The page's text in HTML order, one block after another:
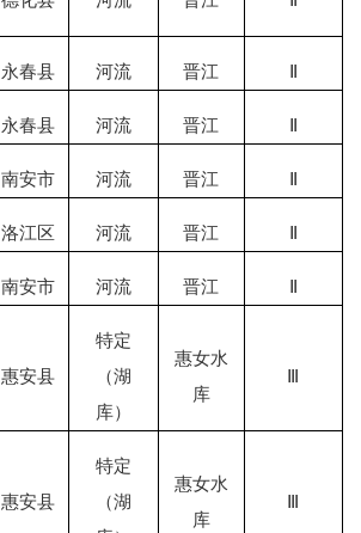
永春县 河流 晋江
永春县 河流 晋江
南安市 河流 晋江
洛江区 河流 晋江
南安市 河流 晋江
惠安县
特定
（湖
库）
惠女水
库
惠安县
特定
（湖
惠女水
库